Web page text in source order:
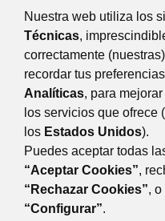
Nuestra web utiliza los
Técnicas,
correctamente
recordar tus
Analíticas, para
los servicios que ofrece
los Estados Unidos).
Puedes aceptar todas
“Aceptar Cookies”,
“Rechazar Cookies”,
“Configurar”.
CITA PREVIA SERVICIO
Eventos Día
Anterior martes